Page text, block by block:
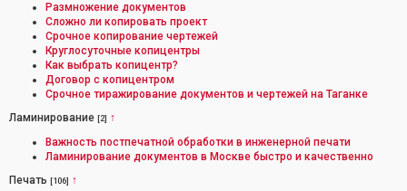
Размножение документов
Сложно ли копировать проект
Срочное копирование чертежей
Круглосуточные копицентры
Как выбрать копицентр?
Договор с копицентром
Срочное тиражирование документов и чертежей на Таганке
Ламинирование [2] ↑
Важность постпечатной обработки в инженерной печати
Ламинирование документов в Москве быстро и качественно
Печать [106] ↑